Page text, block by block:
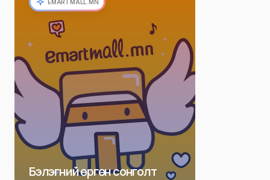
EMARTMALL.MN
Бэлэгний өргөн сонголт